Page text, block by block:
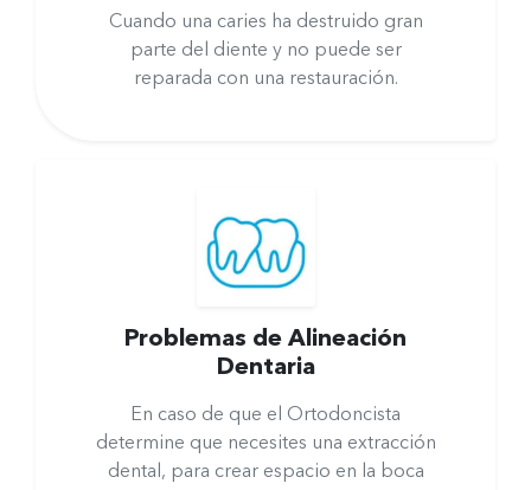
Cuando una caries ha destruido gran
parte del diente y no puede ser
reparada con una restauración.
Problemas de Alineación
Dentaria
En caso de que el Ortodoncista
determine que necesites una extracción
dental, para crear espacio en la boca